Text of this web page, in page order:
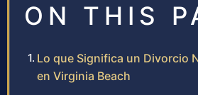
ON THIS
Lo que Significa un Divorcio
en Virginia Beach